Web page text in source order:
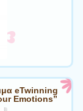
eTwinning
Emotions”